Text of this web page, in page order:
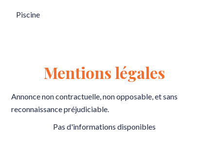
Piscine
Mentions légales
Annonce non contractuelle, non opposable, et sans
reconnaissance préjudiciable.
Pas d'informations disponibles